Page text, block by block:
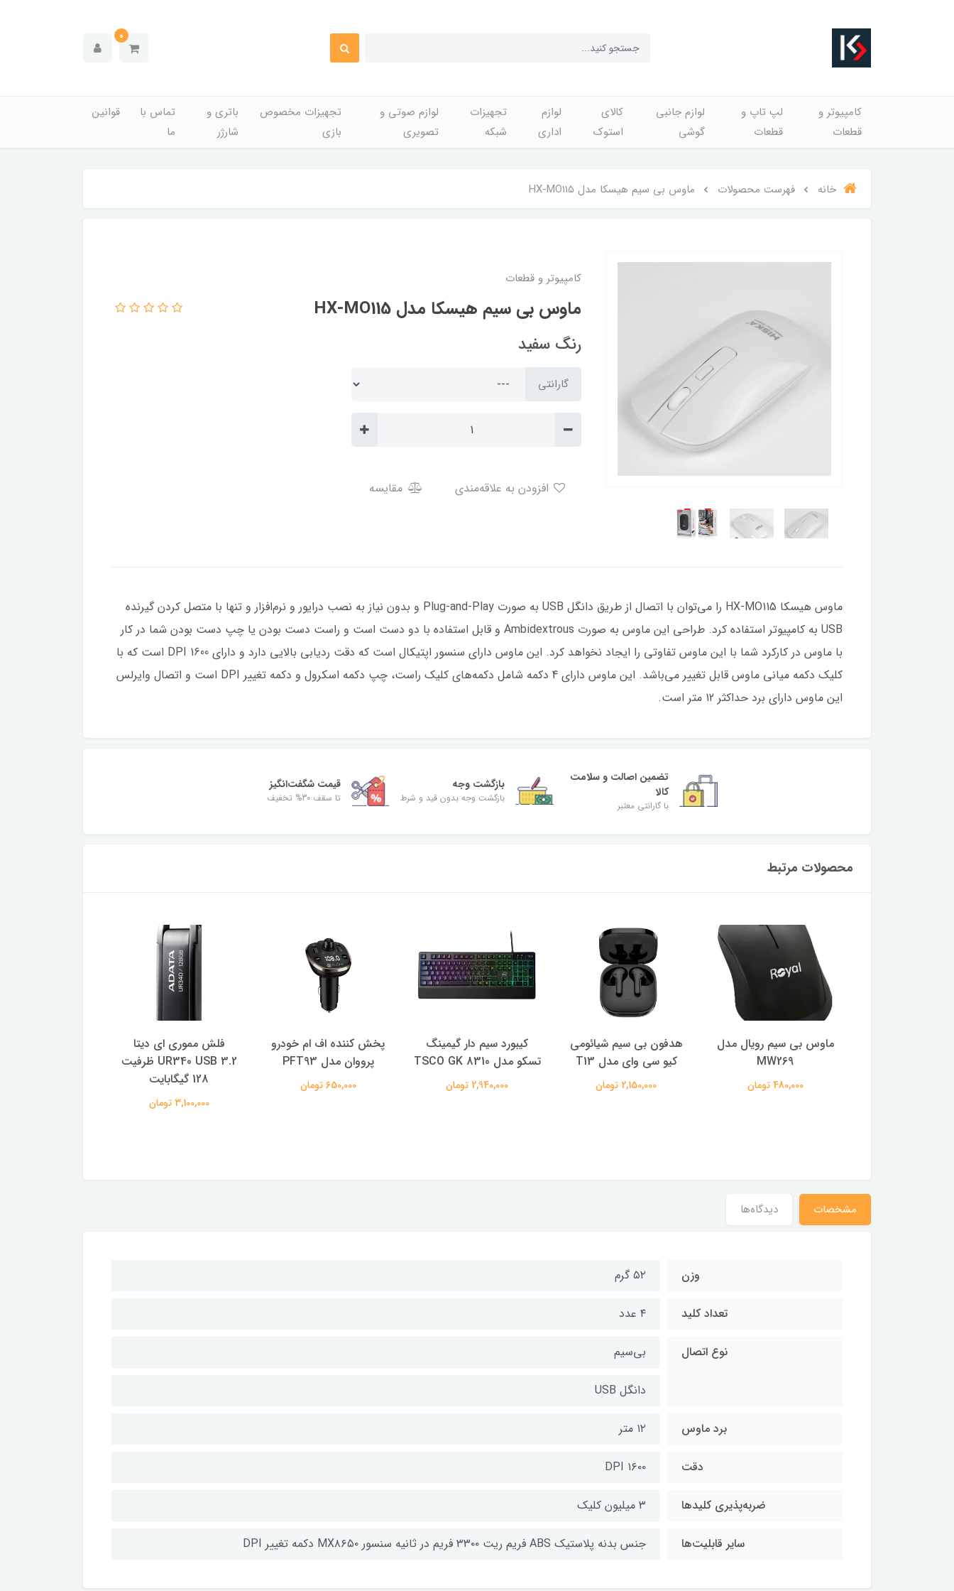
0
کامپیوتر و
قطعات
لپ تاپ و
قطعات
لوازم جانبی
گوشی
کالای
استوک
لوازم
اداری
تجهیزات
شبکه
لوازم صوتی و
تصویری
تجهیزات مخصوص
بازی
باتری و
شارژر
تماس با
ما
قوانین
خانه فهرست محصولات ماوس بی سیم هیسکا مدل HX-MO115
کامپیوتر و قطعات
ماوس بی سیم هیسکا مدل HX-MO115
رنگ سفید
گارانتی
مقایسه
ماوس هیسکا HX-MO115 را می‌توان با اتصال از طریق دانگل USB به صورت Plug-and-Play و بدون نیاز به نصب درایور و نرم‌افزار و تنها با متصل کردن گیرنده
USB به کامپیوتر استفاده کرد. طراحی این ماوس به صورت Ambidextrous و قابل استفاده با دو دست است و راست دست بودن یا چپ دست بودن شما در کار
با ماوس در کارکرد شما با این ماوس تفاوتی را ایجاد نخواهد کرد. این ماوس دارای سنسور اپتیکال است که دقت ردیابی بالایی دارد و دارای DPI 1600 است که با
کلیک دکمه میانی ماوس قابل تغییر می‌باشد. این ماوس دارای 4 دکمه شامل دکمه‌های کلیک راست، چپ دکمه اسکرول و دکمه تغییر DPI است و اتصال وایرلس
این ماوس دارای برد حداکثر 12 متر است.
تضمین اصالت و سلامت
کالا
با گارانتی معتبر
بازگشت وجه
بازگشت وجه بدون قید و شرط
قیمت شگفت‌انگیز
تا سقف 30% تخفیف
محصولات مرتبط
ماوس بی سیم رویال مدل
MW269
480,000 تومان
هدفون بی سیم شیائومی
کیو سی وای مدل T13
2,150,000 تومان
کیبورد سیم دار گیمینگ
تسکو مدل TSCO GK 8310
2,940,000 تومان
پخش کننده اف ام خودرو
پرووان مدل PFT93
650,000 تومان
فلش مموری ای دیتا
UR340 USB 3.2 ظرفیت
128 گیگابایت
3,100,000 تومان
مشخصات دیدگاه‌ها
وزن ۵۲ گرم
تعداد کلید ۴ عدد
نوع اتصال بی‌سیم
دانگل USB
برد ماوس ۱۲ متر
دقت ۱۶۰۰ DPI
ضربه‌پذیری کلیدها ۳ میلیون کلیک
سایر قابلیت‌ها جنس بدنه پلاستیک ABS فریم ریت ۳۳۰۰ فریم در ثانیه سنسور MX۸۶۵۰ دکمه تغییر DPI